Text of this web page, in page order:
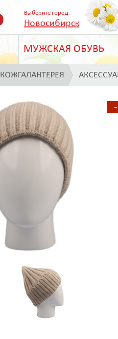
Выберите город:
Новосибирск
МУЖСКАЯ ОБУВЬ
КОЖГАЛАНТЕРЕЯ